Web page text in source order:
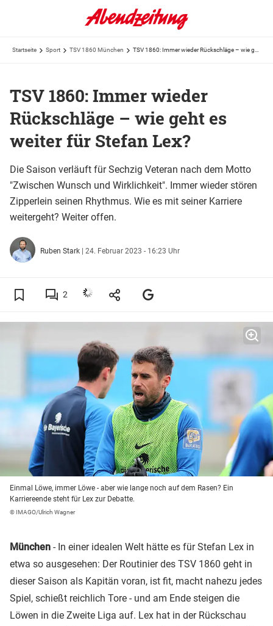
Startseite Sport TSV 1860 München
TSV 1860: Immer wieder
Rückschläge – wie geht es
weiter für Stefan Lex?
Die Saison verläuft für Sechzig Veteran nach dem Motto
"Zwischen Wunsch und Wirklichkeit". Immer wieder stören
Zipperlein seinen Rhythmus. Wie es mit seiner Karriere
weitergeht? Weiter offen.
Ruben Stark | 24. Februar 2023 - 16:23 Uhr
2
Einmal Löwe, immer Löwe - aber wie lange noch auf dem Rasen? Ein
Karriereende steht für Lex zur Debatte.
© IMAGO/Ulrich Wagner
München - In einer idealen Welt hätte es für Stefan Lex in
etwa so ausgesehen: Der Routinier des TSV 1860 geht in
dieser Saison als Kapitän voran, ist fit, macht nahezu jedes
Spiel, schießt reichlich Tore - und am Ende steigen die
Löwen in die Zweite Liga auf. Lex hat in der Rückschau